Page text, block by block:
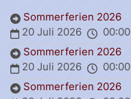
Sommerferien 2026
20 Juli 2026
00:00
Sommerferien 2026
20 Juli 2026
00:00
Sommerferien 2026